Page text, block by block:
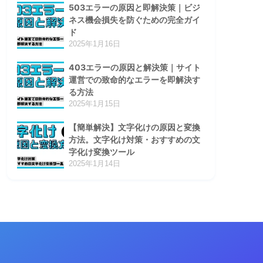
503エラーの原因と即解決策｜ビジ
ネス機会損失を防ぐための完全ガイ
ド
2025年1月16日
403エラーの原因と解決策｜サイト
運営での致命的なエラーを即解決す
る方法
2025年1月15日
【簡単解決】文字化けの原因と変換
方法。文字化け対策・おすすめの文
字化け変換ツール
2025年1月14日